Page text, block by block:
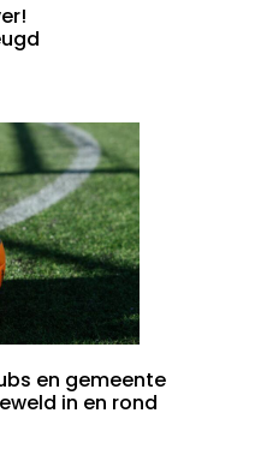
en gemeente
in en rond